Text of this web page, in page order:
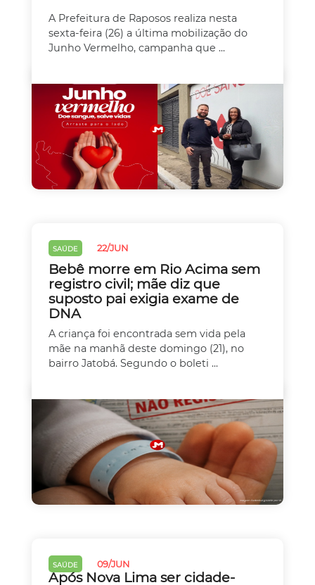
A Prefeitura de Raposos realiza nesta
sexta-feira (26) a última mobilização do
Junho Vermelho, campanha que ...
SAÚDE 22/JUN
Bebê morre em Rio Acima sem
registro civil; mãe diz que
suposto pai exigia exame de
DNA
A criança foi encontrada sem vida pela
mãe na manhã deste domingo (21), no
bairro Jatobá. Segundo o boleti ...
SAÚDE 09/JUN
Após Nova Lima ser cidade-